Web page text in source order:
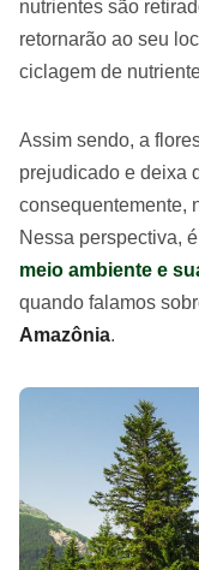
nutrientes são
retornarão ao seu
ciclagem de
Assim sendo, a
prejudicado e deixa
consequentemente,
Nessa perspectiva,
meio ambiente e
quando falamos
Amazônia.